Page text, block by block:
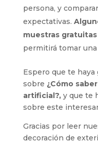
persona, y
expectativas.
muestras
permitirá tomar
Espero que te
sobre ¿Cómo
artificial?, y que te
sobre este
Gracias por leer
decoración de